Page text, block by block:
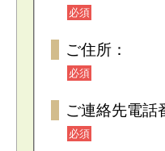
必須
ご住所：
必須
ご連絡先電話
必須